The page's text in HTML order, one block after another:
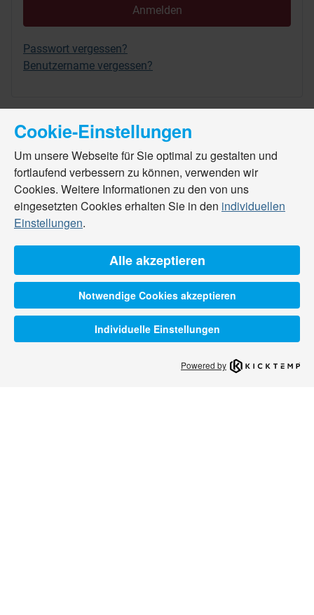
Anmelden
Passwort vergessen?
Benutzername vergessen?
Cookie-Einstellungen
Um unsere Webseite für Sie optimal zu gestalten und
fortlaufend verbessern zu können, verwenden wir
Cookies. Weitere Informationen zu den von uns
eingesetzten Cookies erhalten Sie in den individuellen
Einstellungen.
Alle akzeptieren
Notwendige Cookies akzeptieren
Individuelle Einstellungen
Powered by